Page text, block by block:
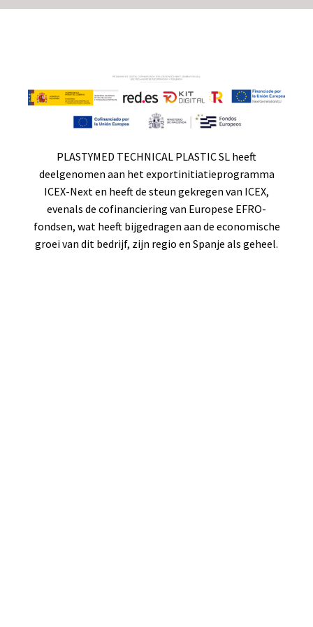
PLASTYMED TECHNICAL PLASTIC SL heeft
deelgenomen aan het exportinitiatieprogramma
ICEX-Next en heeft de steun gekregen van ICEX,
evenals de cofinanciering van Europese EFRO-
fondsen, wat heeft bijgedragen aan de economische
groei van dit bedrijf, zijn regio en Spanje als geheel.